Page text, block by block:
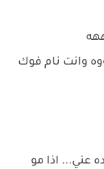
وانت نام فوك
عني... اذا مو